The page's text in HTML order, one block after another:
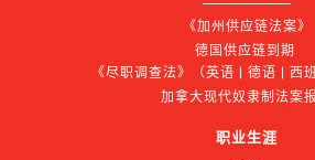
《加州供应链法案》
德国供应链到期
《尽职调查法》（英语 | 德语 | 西
加拿大现代奴隶制法案
职业生涯